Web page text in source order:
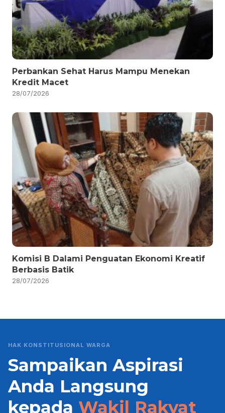
Perbankan Sehat Harus Mampu Menekan
Kredit Macet
28/07/2026
Komisi B Dalami Penguatan Ekonomi Kreatif
Berbasis Batik
28/07/2026
HAK KONSTITUSIONAL WARGA
Sampaikan Aspirasi
Anda Langsung
kepada Wakil Rakyat